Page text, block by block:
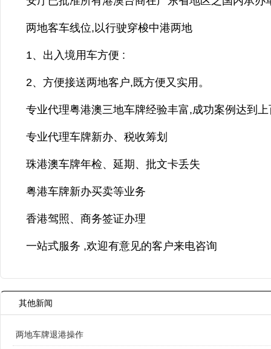
两地客车线位,以行驶穿梭中港两地
1、出入境用车方便 :
2、方便接送两地客户,既方便又实用。
专业代理粤港澳三地车牌经验丰富,成功案例达到上
专业代理车牌新办、税收筹划
珠港澳车牌年检、延期、批文卡丢失
粤港车牌新办买卖等业务
香港驾照、商务签证办理
一站式服务 ,欢迎有意见的客户来电咨询
其他新闻
两地车牌退港操作